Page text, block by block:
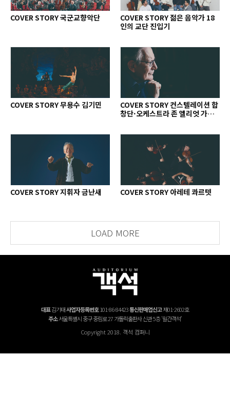
COVER STORY 국군교향악단
COVER STORY 젊은 음악가 18
인의 교단 진입기
COVER STORY 무용수 김기민
COVER STORY 컨스텔레이션 합
창단·오케스트라 존 엘리엇 가디
COVER STORY 지휘자 금난새 COVER STORY 아레테 콰르텟
LOAD MORE
대표김기태사업자등록번호101-86-84423통신판매업신고제01-2602호
주소서울특별시 중구 중림로 27 가톨릭출판사 신관 5층 '월간객석'
Copyright 2018. 객석 컴퍼니